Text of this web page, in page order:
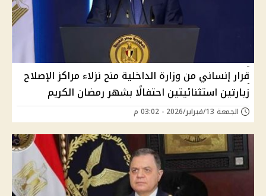
قرار إنساني من وزارة الداخلية منح نزلاء مراكز الإصلاح
زيارتين استثنائيتين احتفالًا بشهر رمضان الكريم
الجمعة 13/فبراير/2026 - 03:02 م